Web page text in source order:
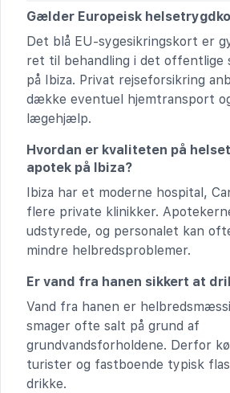
Gælder Europeisk
Det blå EU-sygesikringskort er
ret til behandling i det offentlige
på Ibiza. Privat rejseforsikring
dække eventuel hjemtransport
lægehjælp.
Hvordan er kvaliteten på
apotek på Ibiza?
Ibiza har et moderne hospital,
flere private klinikker.
udstyrede, og personalet kan
mindre helbredsproblemer.
Er vand fra hanen sikkert at
Vand fra hanen er
smager ofte salt på grund af
grundvandsforholdene. Derfor
turister og fastboende typisk
drikke.